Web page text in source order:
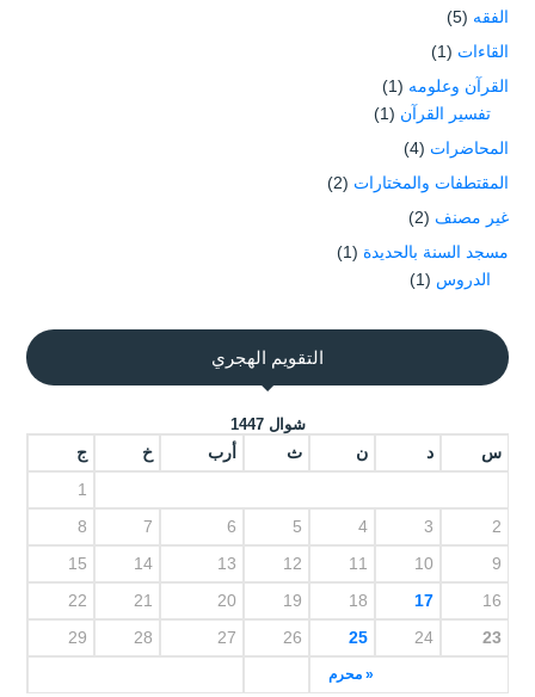
الفقه (5)
القاءات (1)
القرآن وعلومه (1)
تفسير القرآن (1)
المحاضرات (4)
المقتطفات والمختارات (2)
غير مصنف (2)
مسجد السنة بالحديدة (1)
الدروس (1)
التقويم الهجري
شوال 1447
س د ن ث أرب خ ج
« محرم
1
2
3
4
5
6
7
8
9
10
11
12
13
14
15
16
17
18
19
20
21
22
23
24
25
26
27
28
29